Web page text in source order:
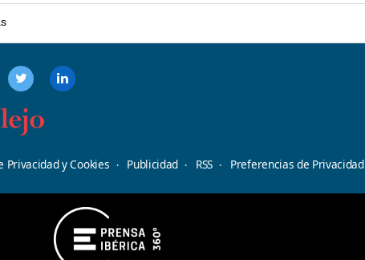
Privacidad y Cookies Publicidad RSS Preferencias de Privacidad